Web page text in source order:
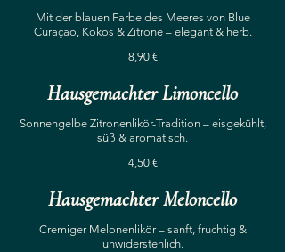
Mit der blauen Farbe des Meeres von Blue
Curaçao, Kokos & Zitrone – elegant & herb.
8,90 €
Hausgemachter Limoncello
Sonnengelbe Zitronenlikör-Tradition – eisgekühlt,
süß & aromatisch.
4,50 €
Hausgemachter Meloncello
Cremiger Melonenlikör – sanft, fruchtig &
unwiderstehlich.